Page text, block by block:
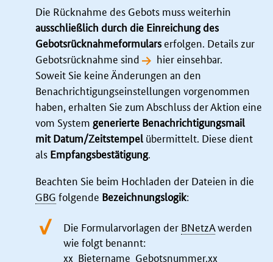
Die Rücknahme des Gebots muss weiterhin
ausschließlich durch die Einreichung des
Gebotsrücknahmeformulars erfolgen. Details zur
Gebotsrücknahme sind
hier einsehbar.
Soweit Sie keine Änderungen an den
Benachrichtigungseinstellungen vorgenommen
haben, erhalten Sie zum Abschluss der Aktion eine
vom System generierte Benachrichtigungsmail
mit Datum/Zeitstempel übermittelt. Diese dient
als Empfangsbestätigung.
Beachten Sie beim Hochladen der Dateien in die
GBG folgende Bezeichnungslogik:
Die Formularvorlagen der BNetzAwerden
wie folgt benannt:
xx_Bietername_Gebotsnummer.xx